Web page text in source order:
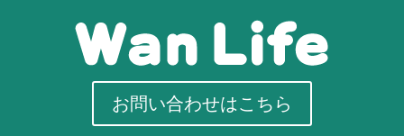
お問い合わせはこちら